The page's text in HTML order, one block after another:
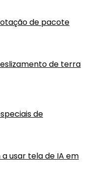
de pacote
de terra
de
usar tela de IA em